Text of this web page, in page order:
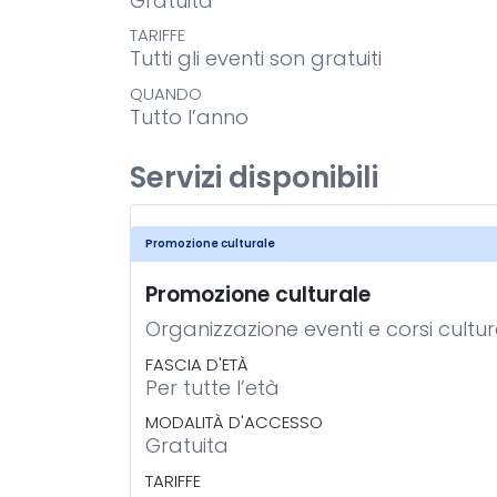
TARIFFE
Tutti gli eventi son gratuiti
QUANDO
Tutto l’anno
Servizi disponibili
Promozione culturale
Promozione culturale
Organizzazione eventi e corsi
FASCIA D'ETÀ
Per tutte l’età
MODALITÀ D'ACCESSO
Gratuita
TARIFFE